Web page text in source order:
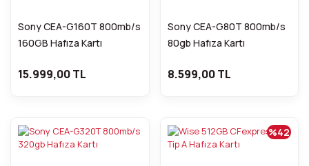
Sony CEA-G160T 800mb/s
160GB Hafıza Kartı
15.999,00 TL
Sony CEA-G80T 800mb/s
80gb Hafıza Kartı
8.599,00 TL
%42